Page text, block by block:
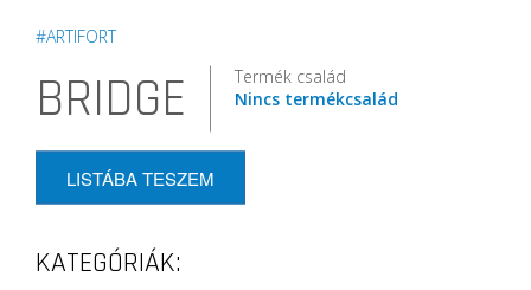
#ARTIFORT
BRIDGE
Termék család
Nincs termékcsalád
LISTÁBA TESZEM
KATEGÓRIÁK: